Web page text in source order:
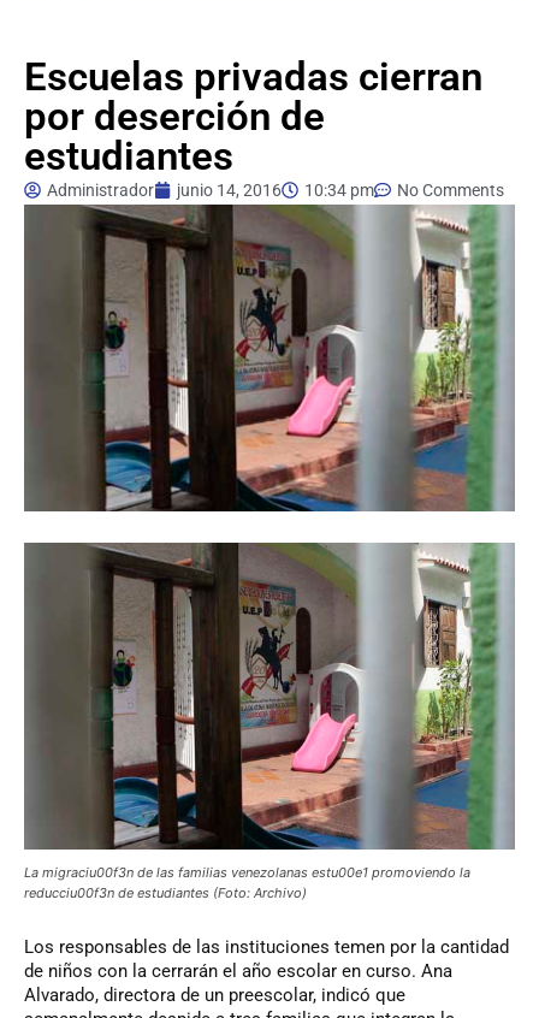
Escuelas privadas cierran
por deserción de
estudiantes
Administrador junio 14, 2016 10:34 pm No Comments
La migraciu00f3n de las familias venezolanas estu00e1 promoviendo la
reducciu00f3n de estudiantes (Foto: Archivo)
Los responsables de las instituciones temen por la cantidad
de niños con la cerrarán el año escolar en curso. Ana
Alvarado, directora de un preescolar, indicó que